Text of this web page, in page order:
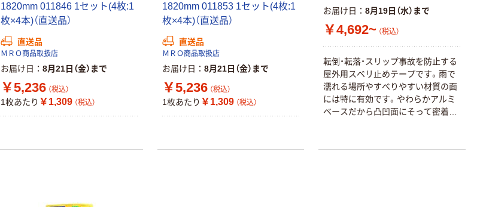
1820mm 011846 1セット(4枚:1
枚×4本)（直送品）
直送品
ＭＲＯ商品取扱店
お届け日 8月21日（金）まで
￥5,236 （税込）
1枚あたり ￥1,309 （税込）
1820mm 011853 1セット(4枚:1
枚×4本)（直送品）
直送品
ＭＲＯ商品取扱店
お届け日 8月21日（金）まで
￥5,236 （税込）
1枚あたり ￥1,309 （税込）
お届け日 8月19日（水）まで
￥4,692~ （税込）
転倒・転落・スリップ事故を防止する
屋外用スベリ止めテープです。雨で
濡れる場所やすべりやすい材質の面
には特に有効です。やわらかアルミ
ベースだから凸凹面にそって密着。
る場所にも使用できます。階段、コン